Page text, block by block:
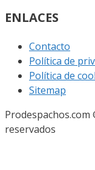
ENLACES
Contacto
Política de
Política de
Sitemap
reservados